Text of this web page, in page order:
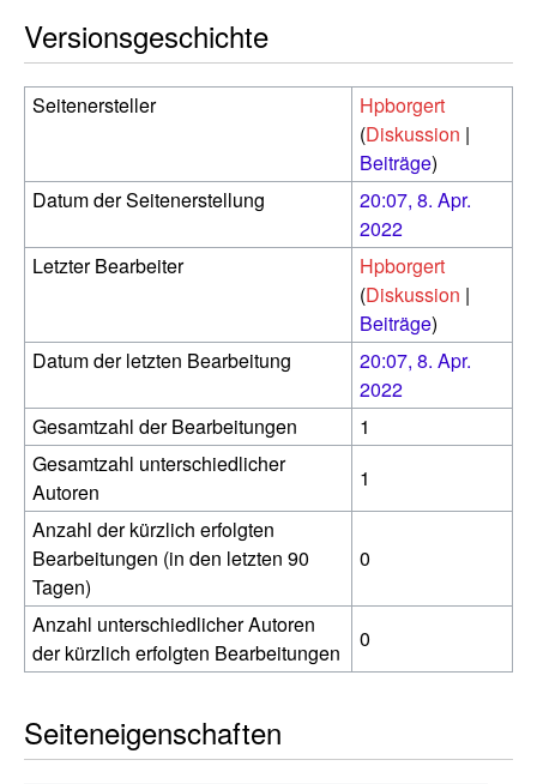
Versionsgeschichte
Seitenersteller
Hpborgert
(Diskussion |
Beiträge)
Datum der Seitenerstellung
20:07, 8. Apr.
2022
Letzter Bearbeiter
Hpborgert
(Diskussion |
Beiträge)
Datum der letzten Bearbeitung
20:07, 8. Apr.
2022
Gesamtzahl der Bearbeitungen
1
Gesamtzahl unterschiedlicher
Autoren
1
Anzahl der kürzlich erfolgten
Bearbeitungen (in den letzten 90
Tagen)
0
Anzahl unterschiedlicher Autoren
der kürzlich erfolgten Bearbeitungen
0
Seiteneigenschaften